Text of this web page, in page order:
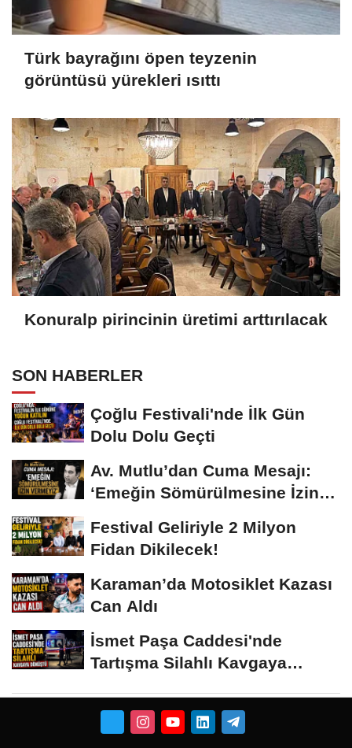
Türk bayrağını öpen teyzenin
görüntüsü yürekleri ısıttı
Konuralp pirincinin üretimi arttırılacak
SON HABERLER
Çoğlu Festivali'nde İlk Gün
Dolu Dolu Geçti
Av. Mutlu’dan Cuma Mesajı:
‘Emeğin Sömürülmesine İzin
Festival Geliriyle 2 Milyon
Fidan Dikilecek!
Karaman’da Motosiklet Kazası
Can Aldı
İsmet Paşa Caddesi'nde
Tartışma Silahlı Kavgaya